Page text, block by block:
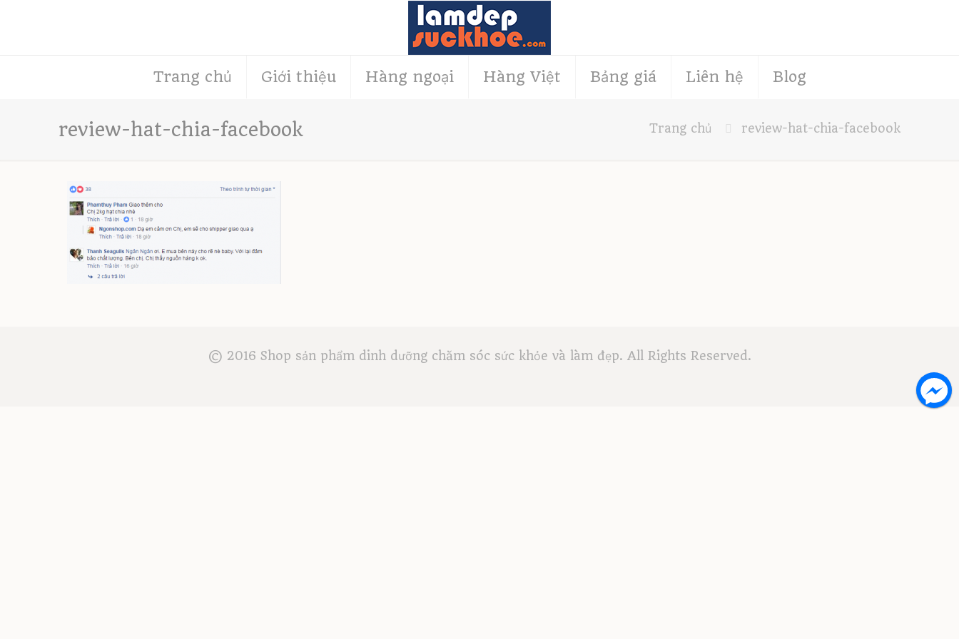
Trang chủ Giới thiệu Hàng ngoại Hàng Việt Bảng giá Liên hệ Blog
review-hat-chia-facebook Trang chủ review-hat-chia-facebook
© 2016 Shop sản phẩm dinh dưỡng chăm sóc sức khỏe và làm đẹp. All Rights Reserved.